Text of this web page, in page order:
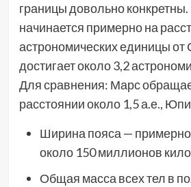
границы довольно
начинается примерно на
астрономических единицы
достигает около 3,2
Для сравнения: Марс
расстоянии около 1,5 а.е.,
Ширина пояса — примерно
около 150 миллионов
Общая масса всех тел в